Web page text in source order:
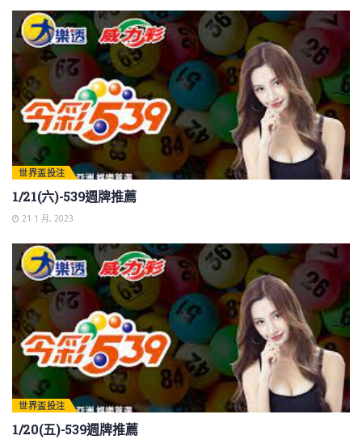
世界盃投注
1/21(六)-539週牌推薦
21 1 月, 2023
世界盃投注
1/20(五)-539週牌推薦